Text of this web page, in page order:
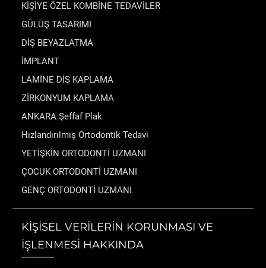
KİŞİYE ÖZEL KOMBİNE TEDAVİLER
GÜLÜŞ TASARIMI
DİŞ BEYAZLATMA
İMPLANT
LAMİNE DİŞ KAPLAMA
ZİRKONYUM KAPLAMA
ANKARA Şeffaf Plak
Hızlandırılmış Ortodontik Tedavi
YETİŞKİN ORTODONTİ UZMANI
ÇOCUK ORTODONTİ UZMANI
GENÇ ORTODONTİ UZMANI
KİŞİSEL VERİLERİN KORUNMASI VE
İŞLENMESİ HAKKINDA